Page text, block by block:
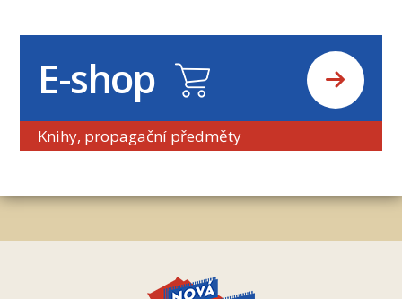
E-shop
Knihy, propagační předměty